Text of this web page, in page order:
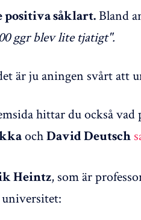
positiva såklart. Bland
ggr blev lite tjatigt".
är ju aningen svårt att
hittar du också vad
och David Deutsch
Heintz, som är